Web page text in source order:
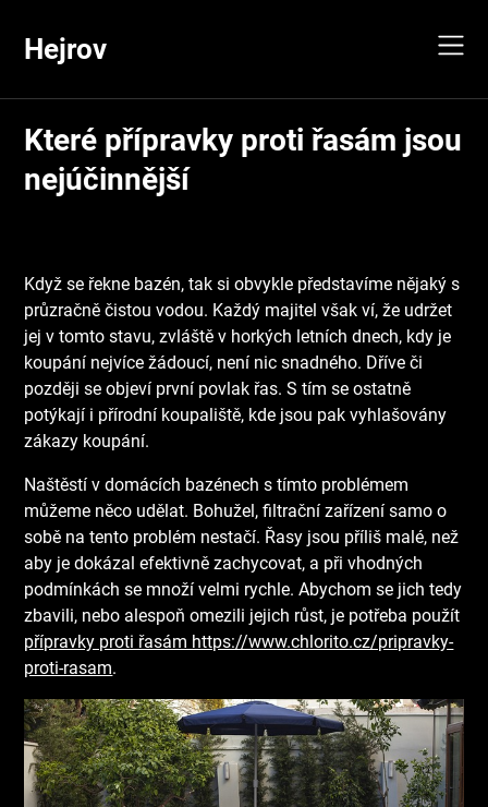
content
Hejrov
Které přípravky proti řasám jsou
nejúčinnější
Když se řekne bazén, tak si obvykle představíme nějaký s
průzračně čistou vodou. Každý majitel však ví, že udržet
jej v tomto stavu, zvláště v horkých letních dnech, kdy je
koupání nejvíce žádoucí, není nic snadného. Dříve či
později se objeví první povlak řas. S tím se ostatně
potýkají i přírodní koupaliště, kde jsou pak vyhlašovány
zákazy koupání.
Naštěstí v domácích bazénech s tímto problémem
můžeme něco udělat. Bohužel, filtrační zařízení samo o
sobě na tento problém nestačí. Řasy jsou příliš malé, než
aby je dokázal efektivně zachycovat, a při vhodných
podmínkách se množí velmi rychle. Abychom se jich tedy
zbavili, nebo alespoň omezili jejich růst, je potřeba použít
přípravky proti řasám https://www.chlorito.cz/pripravky-
proti-rasam.